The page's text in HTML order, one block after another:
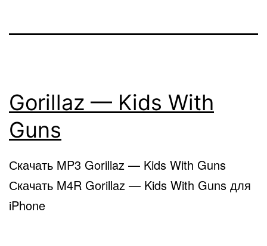
Gorillaz — Kids With
Guns
Скачать MP3 Gorillaz — Kids With Guns
Скачать M4R Gorillaz — Kids With Guns для
iPhone